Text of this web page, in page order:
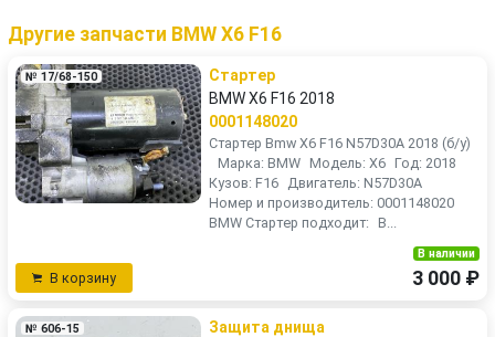
Другие запчасти BMW X6 F16
№ 17/68-150
Стартер
BMW X6 F16 2018
0001148020
Стартер Bmw X6 F16 N57D30A 2018 (б/у)
Марка: BMW Модель: X6 Год: 2018
Кузов: F16 Двигатель: N57D30A
Номер и производитель: 0001148020
BMW Стартер подходит: B...
В корзину
В наличии
3 000 ₽
№ 606-15
Защита днища